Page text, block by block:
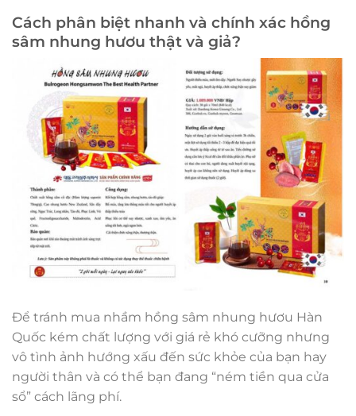
Cách phân biệt nhanh và chính xác hồng
sâm nhung hươu thật và giả?
Để tránh mua nhầm hồng sâm nhung hươu Hàn
Quốc kém chất lượng với giá rẻ khó cưỡng nhưng
vô tình ảnh hướng xấu đến sức khỏe của bạn hay
người thân và có thể bạn đang “ném tiền qua cửa
sổ” cách lãng phí.